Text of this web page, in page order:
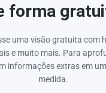
forma
uma visão gratuita com
e muito mais. Para
informações extras em
medida.